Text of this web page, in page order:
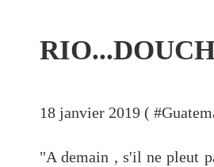
18 janvier 2019 ( #
"A demain , s'il ne pleut